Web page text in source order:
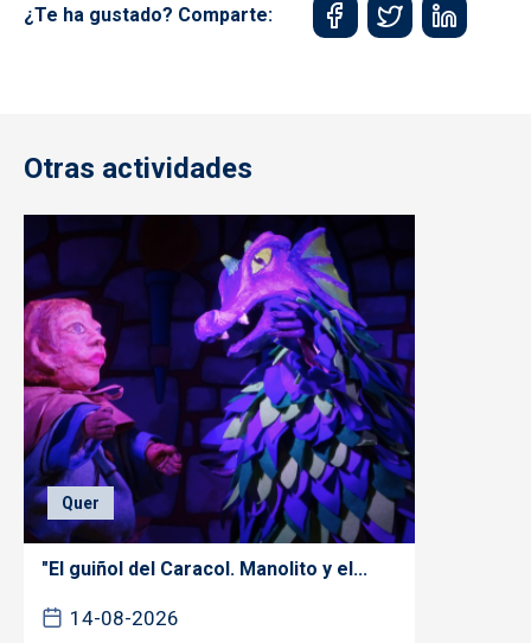
¿Te ha gustado? Comparte:
Otras actividades
Quer
"El guiñol del Caracol. Manolito y el...
14-08-2026